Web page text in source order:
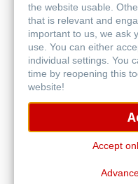
the website usable.
that is relevant and
important to us, we ask
use. You can either
individual settings. You
time by reopening this
website!
Accept